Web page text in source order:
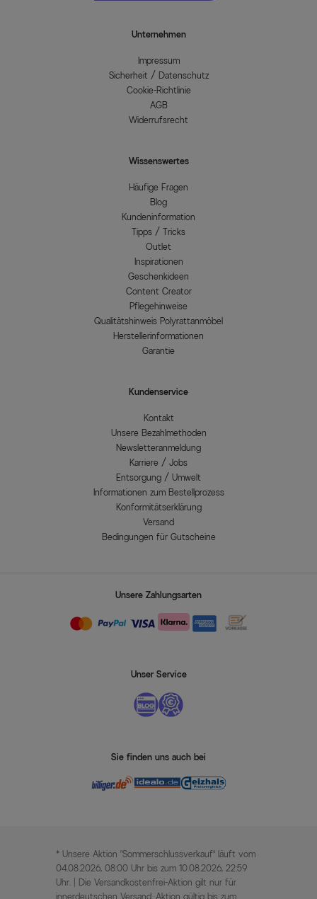
Unternehmen
Impressum
Sicherheit / Datenschutz
Cookie-Richtlinie
AGB
Widerrufsrecht
Wissenswertes
Häufige Fragen
Blog
Kundeninformation
Tipps / Tricks
Outlet
Inspirationen
Geschenkideen
Content Creator
Pflegehinweise
Qualitätshinweis Polyrattanmöbel
Herstellerinformationen
Garantie
Kundenservice
Kontakt
Unsere Bezahlmethoden
Newsletteranmeldung
Karriere / Jobs
Entsorgung / Umwelt
Informationen zum Bestellprozess
Konformitätserklärung
Versand
Bedingungen für Gutscheine
Unsere Zahlungsarten
Unser Service
Sie finden uns auch bei
* Unsere Aktion „Sommerschlussverkauf“ läuft vom
04.08.2026, 08:00 Uhr bis zum 10.08.2026, 22:59
Uhr. | Die Versandkostenfrei-Aktion gilt nur für
innerdeutschen Versand. Aktion gültig bis zum